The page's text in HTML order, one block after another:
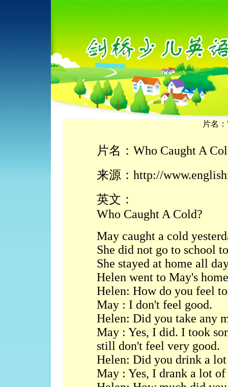
片名
片名：Who Caught A
来源：http://
英文：
Who Caught A Cold?
May caught a cold
She did not go to school
She stayed at home all
Helen went to May's
Helen: How do you feel
May : I don't feel good.
Helen: Did you take any
May : Yes, I did. I took
still don't feel very good.
Helen: Did you drink a
May : Yes, I drank a lot